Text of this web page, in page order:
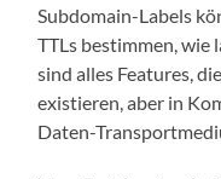
Subdomain-Labels
TTLs bestimmen, wie
sind alles Features,
existieren, aber in
Daten-